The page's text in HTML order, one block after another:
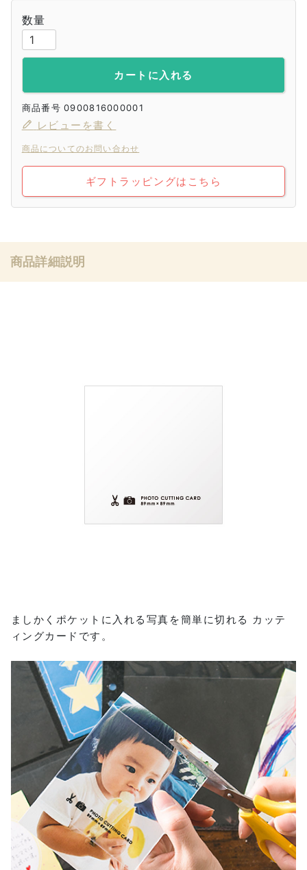
カートに入れる
商品番号 0900816000001
レビューを書く
商品についてのお問い合わせ
ギフトラッピングはこちら
商品詳細説明
ましかくポケットに入れる写真を簡単に切れる カッテ
ィングカードです。